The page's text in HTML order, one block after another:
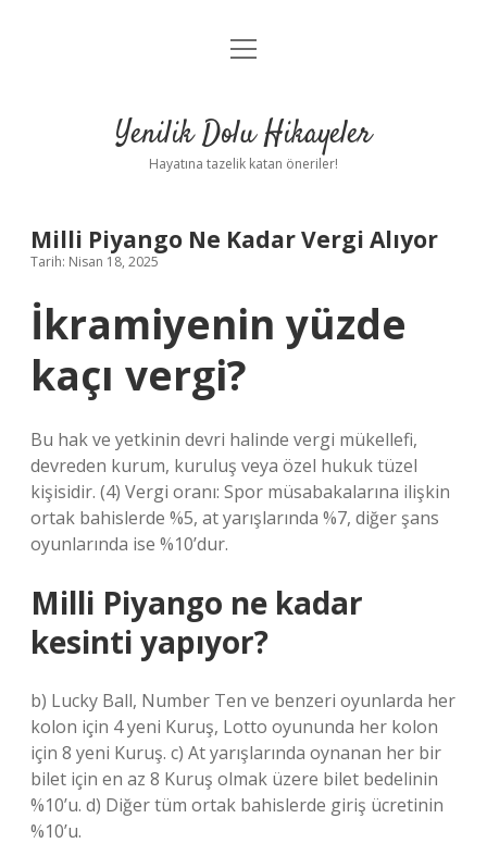
Anasayfa
Yasal Uyarı
menüyü
Yenilik Dolu Hikayeler
Hayatına tazelik katan öneriler!
Milli Piyango Ne Kadar Vergi Alıyor
Tarih: Nisan 18, 2025
İkramiyenin yüzde
kaçı vergi?
Bu hak ve yetkinin devri halinde vergi mükellefi,
devreden kurum, kuruluş veya özel hukuk tüzel
kişisidir. (4) Vergi oranı: Spor müsabakalarına ilişkin
ortak bahislerde %5, at yarışlarında %7, diğer şans
oyunlarında ise %10’dur.
Milli Piyango ne kadar
kesinti yapıyor?
b) Lucky Ball, Number Ten ve benzeri oyunlarda her
kolon için 4 yeni Kuruş, Lotto oyununda her kolon
için 8 yeni Kuruş. c) At yarışlarında oynanan her bir
bilet için en az 8 Kuruş olmak üzere bilet bedelinin
%10’u. d) Diğer tüm ortak bahislerde giriş ücretinin
%10’u.